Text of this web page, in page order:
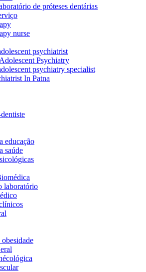
de próteses dentárias
nurse
psychiatrist
Psychiatry
psychiatry specialist
In Patna
educação
saúde
laboratório